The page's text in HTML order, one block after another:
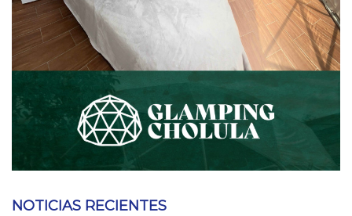
NOTICIAS RECIENTES